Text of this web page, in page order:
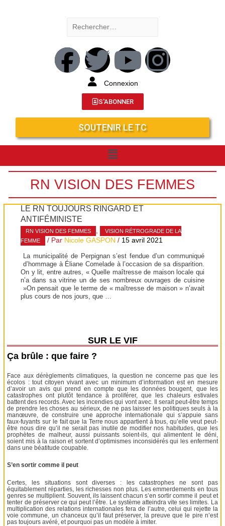
Connexion
S'ABONNER
SOUTENIR LE TC
RN VISION DES FEMMES
LE RN TOUJOURS RINGARD ET
ANTIFÉMINISTE
RN VISION DES FEMMES ,
VISION RÉTROGRADE DE LA
FEMME
/ Par Nicole GASPON / 15 avril 2021
La municipalité de Perpignan s’est fendue d’un communiqué
d’hommage à Éliane Comelade à l’occasion de sa disparition.
On y lit, entre autres, « Quelle maîtresse de maison locale qui
n’a dans sa vitrine un de ses nombreux ouvrages de cuisine
»On pensait que le terme de « maîtresse de maison » n’avait
plus cours de nos jours, que …
SUR LE VIF
Ça brûle : que faire ?
Face aux dérèglements climatiques, la question ne concerne pas que les
écolos : tout citoyen vivant avec un minimum d’information est en mesure
d’avoir un avis qui prend en compte que les données bougent, que les
catastrophes ont plutôt tendance à proliférer, que les chaleurs estivales
battent des records. Avec les incendies qui vont avec. Il serait peut-être temps
de prendre les choses au sérieux, de ne pas laisser les politiques seuls à la
manœuvre, de construire une approche internationale qui s’appuie sans
faux-fuyants sur le fait que la Terre nous appartient à tous, qu’elle veut peut-
être nous dire qu’il ne serait pas inutile de modifier nos habitudes, que les
prophètes de malheur, aussi puissants soient-ils, qui alimentent le déni,
soient mis à la raison et sortent d’optimismes inconsidérés qui les enferment
dans une béatitude coupable.
S’en sortir comme il peut
Certes, les situations sont diverses : les catastrophes ne sont pas
équitablement réparties, les richesses non plus. Les emmerdements en tous
genres se multiplient. Souvent, ils laissent chacun s’en sortir comme il peut et
tenter de préserver ce qui peut l’être. Le système atteindra vite ses limites. La
multiplication des relations internationales fera de l’autre, celui qui rejette la
voie commune, un chanceux qu’il faut préserver, la preuve que le pire n’est
pas toujours avéré, et pourquoi pas un modèle à imiter.